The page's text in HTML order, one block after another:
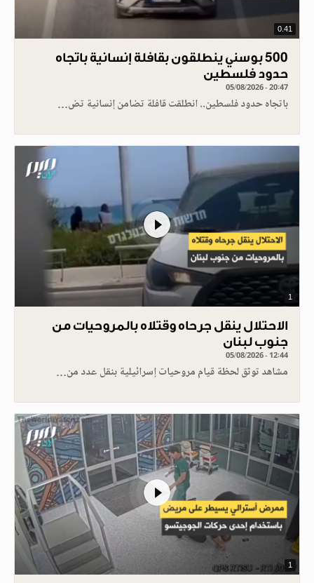
0.41
500 بوسني ينطلقون بقافلة إنسانية باتجاه
حدود فلسطين
05/08/2026 - 20:47
باتجاه حدود فلسطين.. انطلقت قافلة تضامن إنسانية تض…
1
الاحتلال ينقل جرحاه وقتلاه بالمروحيات من
جنوب لبنان
05/08/2026 - 12:44
مشاهد توثق لحظة قيام مروحيات إسرائيلية بنقل عدد من…
1